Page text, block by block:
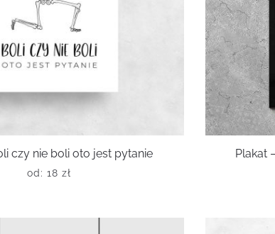
czy nie boli oto jest pytanie
od: 18 zł
Plakat